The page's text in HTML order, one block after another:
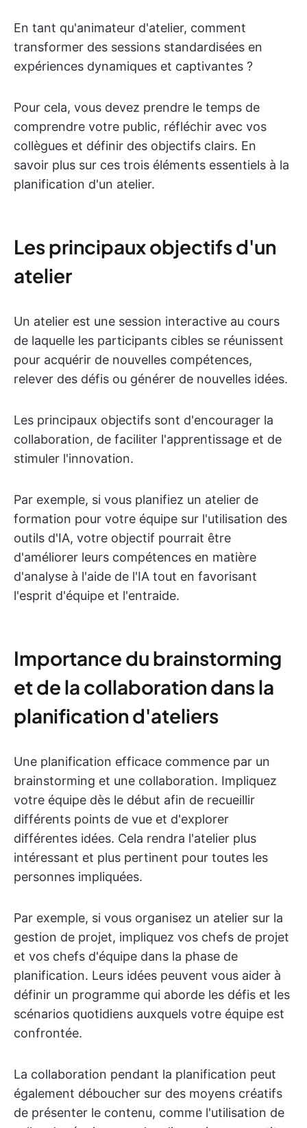
En tant qu'animateur d'atelier, comment
transformer des sessions standardisées en
expériences dynamiques et captivantes ?
Pour cela, vous devez prendre le temps de
comprendre votre public, réfléchir avec vos
collègues et définir des objectifs clairs. En
savoir plus sur ces trois éléments essentiels à la
planification d'un atelier.
Les principaux objectifs d'un
atelier
Un atelier est une session interactive au cours
de laquelle les participants cibles se réunissent
pour acquérir de nouvelles compétences,
relever des défis ou générer de nouvelles idées.
Les principaux objectifs sont d'encourager la
collaboration, de faciliter l'apprentissage et de
stimuler l'innovation.
Par exemple, si vous planifiez un atelier de
formation pour votre équipe sur l'utilisation des
outils d'IA, votre objectif pourrait être
d'améliorer leurs compétences en matière
d'analyse à l'aide de l'IA tout en favorisant
l'esprit d'équipe et l'entraide.
Importance du brainstorming
et de la collaboration dans la
planification d'ateliers
Une planification efficace commence par un
brainstorming et une collaboration. Impliquez
votre équipe dès le début afin de recueillir
différents points de vue et d'explorer
différentes idées. Cela rendra l'atelier plus
intéressant et plus pertinent pour toutes les
personnes impliquées.
Par exemple, si vous organisez un atelier sur la
gestion de projet, impliquez vos chefs de projet
et vos chefs d'équipe dans la phase de
planification. Leurs idées peuvent vous aider à
définir un programme qui aborde les défis et les
scénarios quotidiens auxquels votre équipe est
confrontée.
La collaboration pendant la planification peut
également déboucher sur des moyens créatifs
de présenter le contenu, comme l'utilisation de